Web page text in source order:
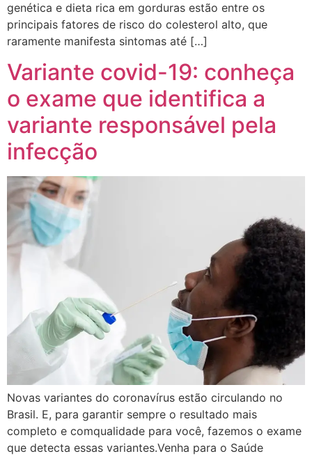
genética e dieta rica em gorduras estão entre os
principais fatores de risco do colesterol alto, que
raramente manifesta sintomas até […]
Variante covid-19: conheça
o exame que identifica a
variante responsável pela
infecção
Novas variantes do coronavírus estão circulando no
Brasil. E, para garantir sempre o resultado mais
completo e comqualidade para você, fazemos o exame
que detecta essas variantes.Venha para o Saúde